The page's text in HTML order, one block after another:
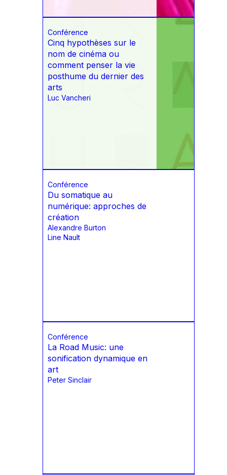
Conférence
Cinq hypothèses sur le
nom de cinéma ou
comment penser la vie
posthume du dernier des
arts
Luc Vancheri
Conférence
Du somatique au
numérique: approches de
création
Alexandre Burton
Line Nault
Conférence
La Road Music: une
sonification dynamique en
art
Peter Sinclair